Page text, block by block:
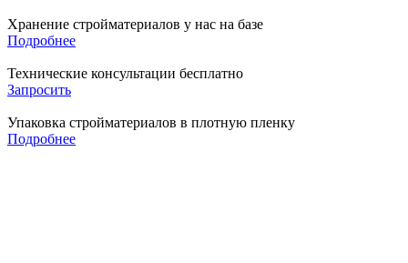
Хранение стройматериалов у нас на базе
Подробнее
Технические консультации бесплатно
Запросить
Упаковка стройматериалов в плотную пленку
Подробнее